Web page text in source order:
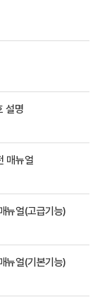
설명
매뉴얼
얼(고급기능)
얼(기본기능)